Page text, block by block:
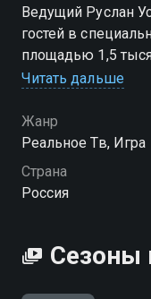
Ведущий Руслан
гостей в
площадью 1,5
забеги по
безумные
Посмотреть
вы можете
Читать дальше
Жанр
Реальное Тв, Игра
Страна
Россия
Сезоны